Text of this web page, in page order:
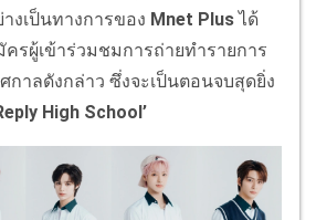
งเป็นทางการของ Mnet Plusได้
รผู้เข้าร่วมชมการถ่ายทำรายการ
กาลดังกล่าว ซึ่งจะเป็นตอนจบสุดยิ่ง
High School’